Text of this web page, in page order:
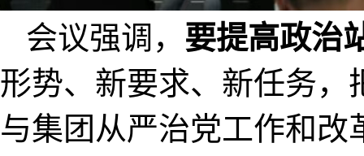
会议强调， 要提高政治
形势、新要求、新任务，
与集团从严治党工作和